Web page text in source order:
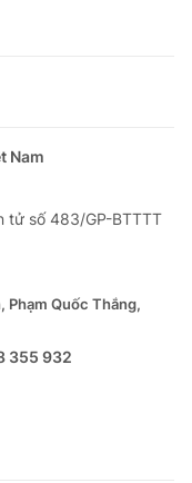
Nam
tử số 483/GP-BTTTT
Phạm Quốc Thắng,
355 932